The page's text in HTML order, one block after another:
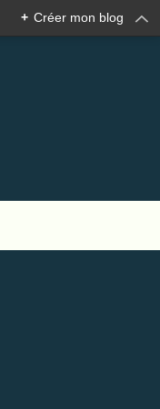
+ Créer mon blog